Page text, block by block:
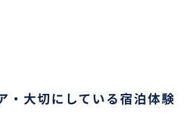
・大切にしている宿泊体験